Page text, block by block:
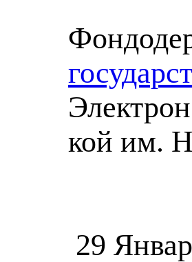
кой им.
29